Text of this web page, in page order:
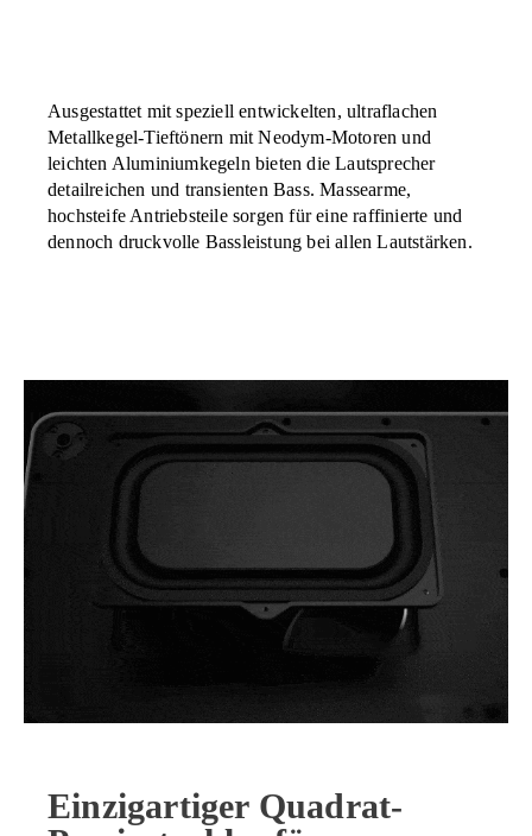
Ausgestattet mit speziell entwickelten, ultraflachen
Metallkegel-Tieftönern mit Neodym-Motoren und
leichten Aluminiumkegeln bieten die Lautsprecher
detailreichen und transienten Bass. Massearme,
hochsteife Antriebsteile sorgen für eine raffinierte und
dennoch druckvolle Bassleistung bei allen Lautstärken.
Einzigartiger Quadrat-